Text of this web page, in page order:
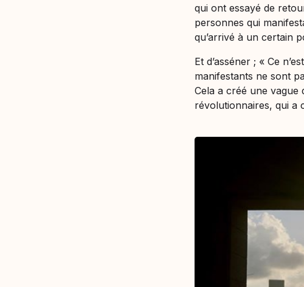
qui ont essayé de
personnes qui
qu’arrivé à un certain
Et d’asséner ; « Ce
manifestants ne sont
Cela a créé une vague
révolutionnaires, qui a